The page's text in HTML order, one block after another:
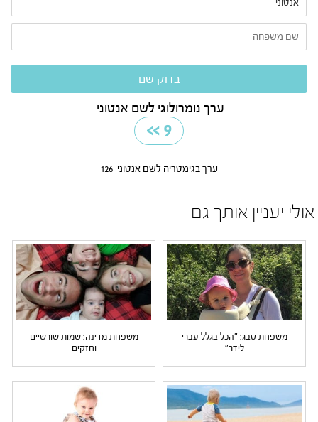
ערך נומרולוגי לשם אנטוני
9
>>
ערך בגימטריה לשם אנטוני 126
אולי יעניין אותך גם
משפחת סבג: "הכל בגלל עברי
לידר"
משפחת מדינה: שמות שורשיים
וחזקים